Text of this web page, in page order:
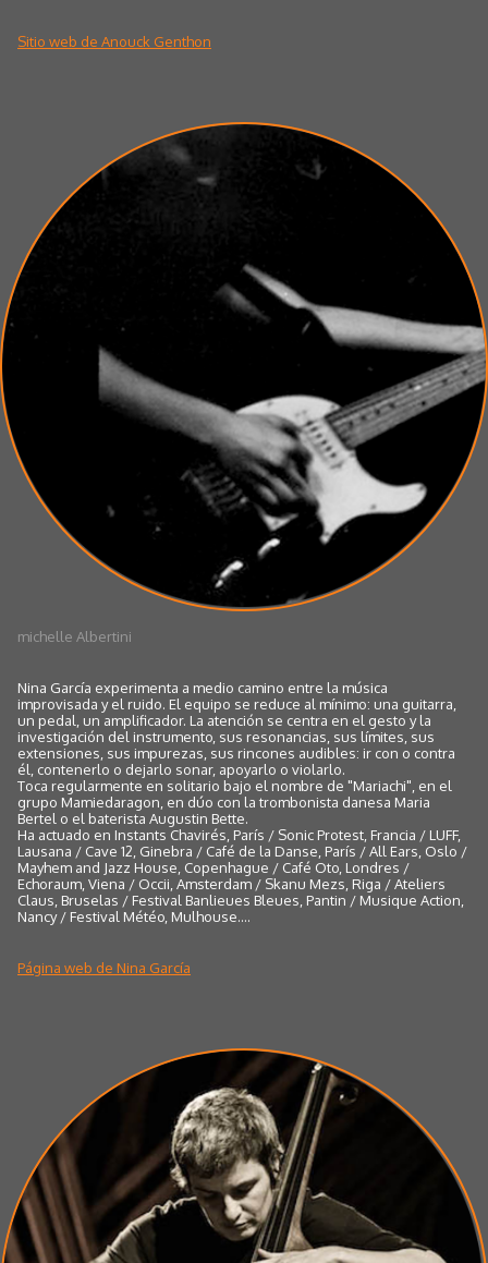
Sitio web de Anouck Genthon
michelle Albertini
Nina García experimenta a medio camino entre la música
improvisada y el ruido. El equipo se reduce al mínimo: una guitarra,
un pedal, un amplificador. La atención se centra en el gesto y la
investigación del instrumento, sus resonancias, sus límites, sus
extensiones, sus impurezas, sus rincones audibles: ir con o contra
él, contenerlo o dejarlo sonar, apoyarlo o violarlo.
Toca regularmente en solitario bajo el nombre de "Mariachi", en el
grupo Mamiedaragon, en dúo con la trombonista danesa Maria
Bertel o el baterista Augustin Bette.
Ha actuado en Instants Chavirés, París / Sonic Protest, Francia / LUFF,
Lausana / Cave 12, Ginebra / Café de la Danse, París / All Ears, Oslo /
Mayhem and Jazz House, Copenhague / Café Oto, Londres /
Echoraum, Viena / Occii, Amsterdam / Skanu Mezs, Riga / Ateliers
Claus, Bruselas / Festival Banlieues Bleues, Pantin / Musique Action,
Nancy / Festival Météo, Mulhouse....
Página web de Nina García